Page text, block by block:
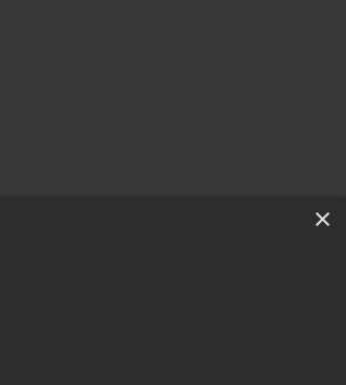
by
×